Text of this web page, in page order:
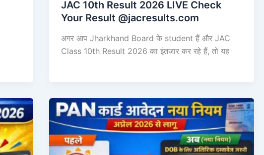
JAC 10th Result 2026 LIVE Check
Your Result @jacresults.com
अगर आप Jharkhand Board के student हैं और JAC
Class 10th Result 2026 का इंतजार कर रहे हैं, तो यह